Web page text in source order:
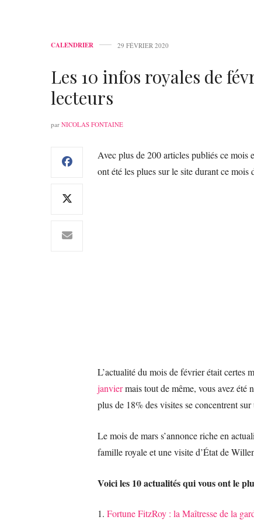
CALENDRIER 29 FÉVRIER 2020
Les 10 infos royales de
lecteurs
par NICOLAS FONTAINE
Avec plus de 200 articles publiés ce
ont été les plues sur le site durant ce mois
L’actualité du mois de février était certes
janviermais tout de même, vous avez été
plus de 18% des visites se concentrent
Le mois de mars s’annonce riche en
famille royale et une visite d’État de
Voici les 10 actualités qui vous ont le
Fortune FitzRoy : la Maîtresse de la